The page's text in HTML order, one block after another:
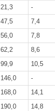
21,3 -
47,5 7,4
56,0 7,8
62,2 8,6
99,9 10,5
146,0 -
168,0 14,1
190,0 14,8